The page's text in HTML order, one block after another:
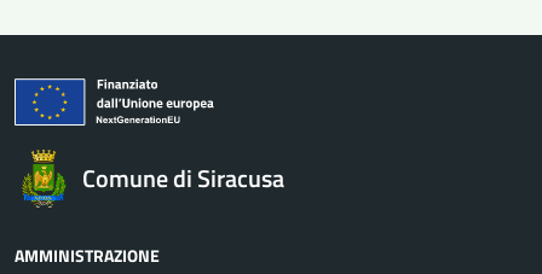
Comune di Siracusa
AMMINISTRAZIONE